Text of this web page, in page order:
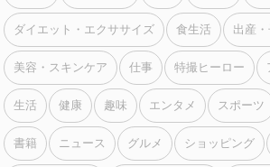
ダイエット・エクササイズ 食生活 出産
美容・スキンケア 仕事 特撮ヒーロー
生活 健康 趣味 エンタメ スポーツ
書籍 ニュース グルメ ショッピング